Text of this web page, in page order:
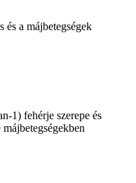
a májbetegségek
1) fehérje szerepe és